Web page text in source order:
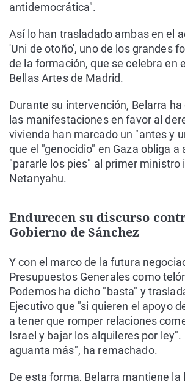
antidemocrática".
Así lo han trasladado ambas en el
'Uni de otoño', uno de los grandes
de la formación, que se celebra en
Bellas Artes de Madrid.
Durante su intervención, Belarra
las manifestaciones en favor al
vivienda han marcado un "antes y
que el "genocidio" en Gaza obliga a
"pararle los pies" al primer ministro
Netanyahu.
Endurecen su discurso
Gobierno de Sánchez
Y con el marco de la futura
Presupuestos Generales como
Podemos ha dicho "basta" y
Ejecutivo que "si quieren el apoyo
a tener que romper relaciones
Israel y bajar los alquileres por
aguanta más", ha remachado.
De esta forma, Belarra mantiene la